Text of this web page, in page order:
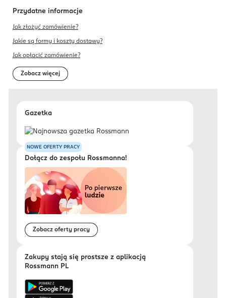
Przydatne informacje
Jak złożyć zamówienie?
Jakie są formy i koszty dostawy?
Jak opłacić zamówienie?
Zobacz więcej
Gazetka
NOWE OFERTY PRACY
Dołącz do zespołu Rossmanna!
Zobacz oferty pracy
Zakupy stają się prostsze z aplikacją
Rossmann PL